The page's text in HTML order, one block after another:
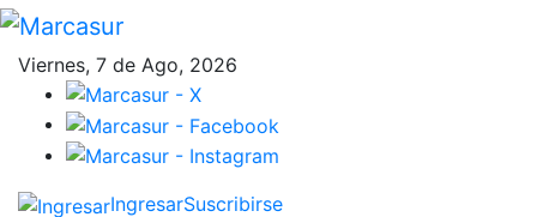
Viernes, 7 de Ago, 2026
IngresarSuscribirse